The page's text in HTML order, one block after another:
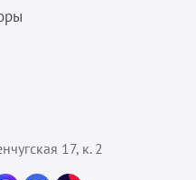
17, к. 2